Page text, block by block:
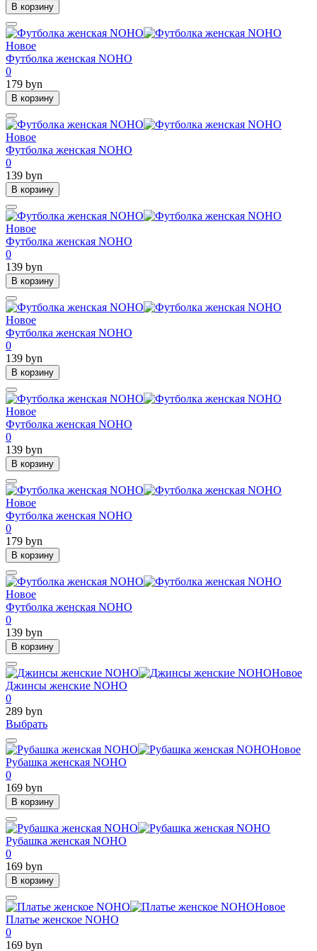
В корзину
Новое
Футболка женская NOHO
0
179 byn
В корзину
Новое
Футболка женская NOHO
0
139 byn
В корзину
Новое
Футболка женская NOHO
0
139 byn
В корзину
Новое
Футболка женская NOHO
0
139 byn
В корзину
Новое
Футболка женская NOHO
0
139 byn
В корзину
Новое
Футболка женская NOHO
0
179 byn
В корзину
Новое
Футболка женская NOHO
0
139 byn
В корзину
Новое
Джинсы женские NOHO
0
289 byn
Выбрать
Новое
Рубашка женская NOHO
0
169 byn
В корзину
Рубашка женская NOHO
0
169 byn
В корзину
Новое
Платье женское NOHO
0
169 byn